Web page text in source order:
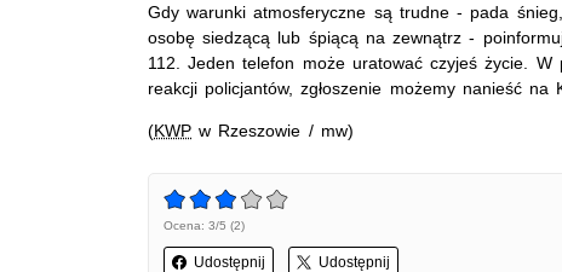
Gdy warunki atmosferyczne są trudne - pada
osobę siedzącą lub śpiącą na zewnątrz -
112. Jeden telefon może uratować czyjeś życie.
reakcji policjantów, zgłoszenie możemy nanieść na
(KWP w Rzeszowie / mw)
Ocena: 3/5 (2)
Udostępnij Udostępnij